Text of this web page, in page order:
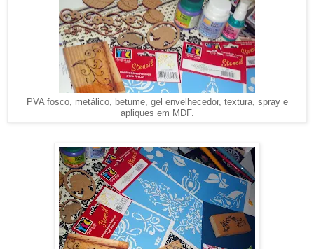
PVA fosco, metálico, betume, gel envelhecedor, textura, spray e
apliques em MDF.